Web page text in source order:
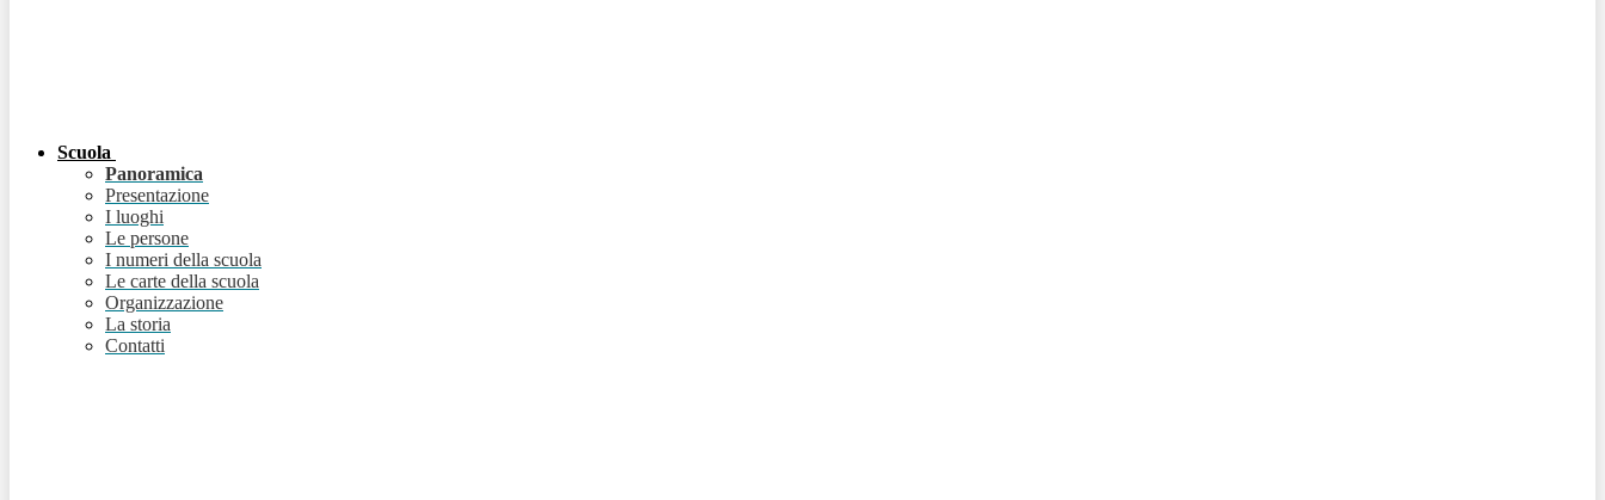
Scuola
Panoramica
Presentazione
I luoghi
Le persone
I numeri della scuola
Le carte della scuola
Organizzazione
La storia
Contatti